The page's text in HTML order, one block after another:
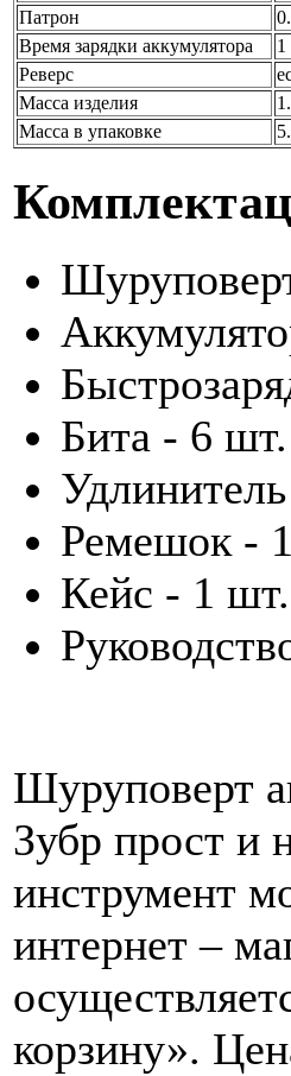
Патрон
Время зарядки аккумулятора
1
Реверс
Масса изделия
Масса в упаковке
Бита - 6
Ремешок -
Кейс - 1 шт.
Шуруповерт
Зубр прост и
инструмент
интернет –
корзину».